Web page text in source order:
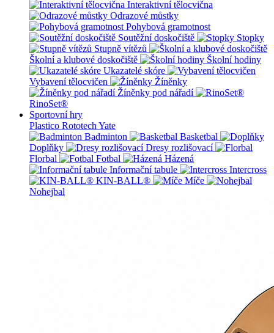
Interaktivní tělocvična
Odrazové můstky
Pohybová gramotnost
Soutěžní doskočiště
Stopky
Stupně vítězů
Školní a klubové doskočiště
Školní hodiny
Ukazatelé skóre
Vybavení tělocvičen
Žíněnky
Žíněnky pod nářadí
RinoSet®
Sportovní hry
Plastico Rototech Yate
Badminton
Basketbal
Doplňky
Dresy rozlišovací
Florbal
Fotbal
Házená
Informační tabule
Intercross
KIN-BALL®
Míče
Nohejbal